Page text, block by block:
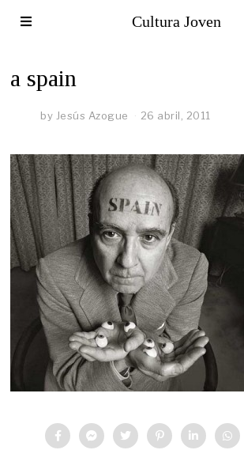
Cultura Joven
a spain
by Jesús Azogue 26 abril, 2011